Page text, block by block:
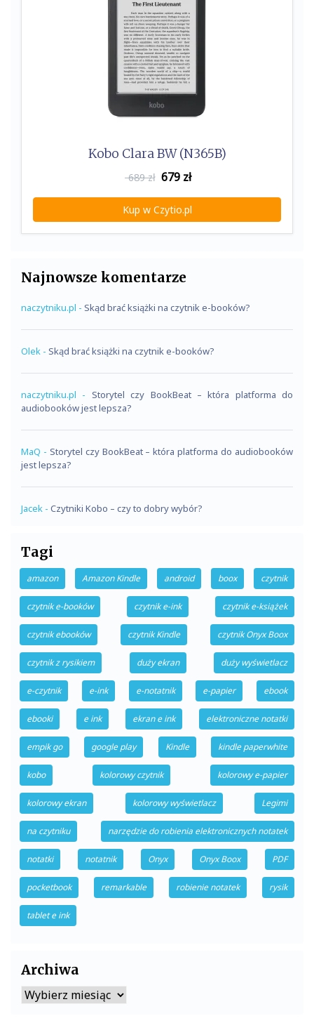
Kobo Clara BW (N365B)
689 zł 679 zł
Kup w Czytio.pl
Najnowsze komentarze
naczytniku.pl - Skąd brać książki na czytnik e-booków?
Olek - Skąd brać książki na czytnik e-booków?
naczytniku.pl - Storytel czy BookBeat – która platforma do
audiobooków jest lepsza?
MaQ - Storytel czy BookBeat – która platforma do audiobooków
jest lepsza?
Jacek - Czytniki Kobo – czy to dobry wybór?
Tagi
amazon Amazon Kindle android boox czytnik
czytnik e-booków czytnik e-ink czytnik e-książek
czytnik ebooków czytnik Kindle czytnik Onyx Boox
czytnik z rysikiem duży ekran duży wyświetlacz
e-czytnik e-ink e-notatnik e-papier ebook
ebooki e ink ekran e ink elektroniczne notatki
empik go google play Kindle kindle paperwhite
kobo kolorowy czytnik kolorowy e-papier
kolorowy ekran kolorowy wyświetlacz Legimi
na czytniku narzędzie do robienia elektronicznych notatek
notatki notatnik Onyx Onyx Boox PDF
pocketbook remarkable robienie notatek rysik
tablet e ink
Archiwa
Archiwa